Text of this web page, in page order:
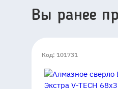
Вы ранее
Код: 101731